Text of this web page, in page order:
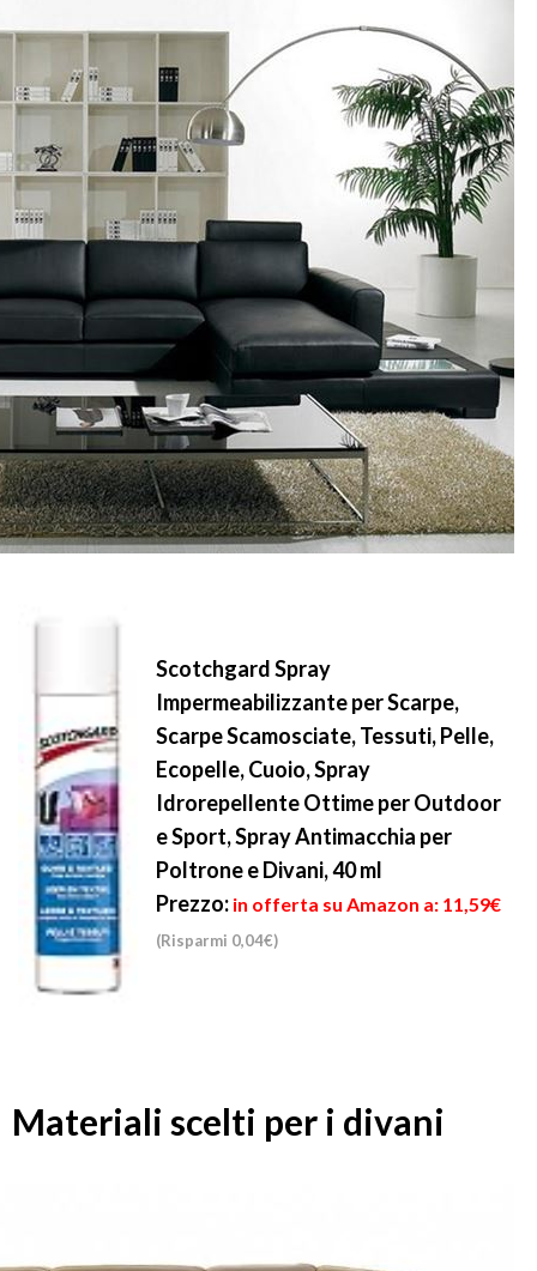
Scotchgard Spray
Impermeabilizzante per Scarpe,
Scarpe Scamosciate, Tessuti, Pelle,
Ecopelle, Cuoio, Spray
Idrorepellente Ottime per Outdoor
e Sport, Spray Antimacchia per
Poltrone e Divani, 40 ml
Prezzo: in offerta su Amazon a: 11,59€
(Risparmi 0,04€)
Materiali scelti per i divani